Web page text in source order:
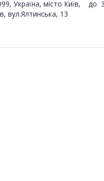
Україна, місто Київ,
вул.Ялтинська, 13
до